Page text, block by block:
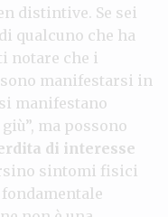
distintive. Se sei
qualcuno che ha
notare che i
manifestarsi in
manifestano
ma possono
di interesse
sintomi fisici